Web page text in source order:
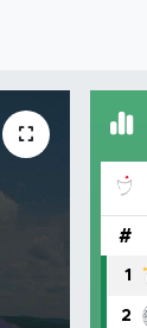
#
1
2